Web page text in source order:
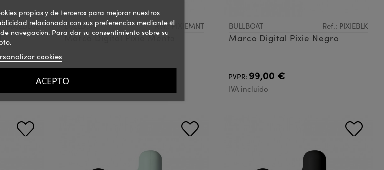
PIXIEBLUE BULLBOAT Ref.: PIXIEMNT
Marco Digital Pixie Menta
PVPR:
BULLBOAT Ref.: PIXIEBLK
Marco Digital Pixie Negro
PVPR: 99,00 €
IVA incluido
propias y de terceros para mejorar nuestros
relacionada con sus preferencias mediante el
navegación. Para dar su consentimiento sobre su
cookies
ACEPTO